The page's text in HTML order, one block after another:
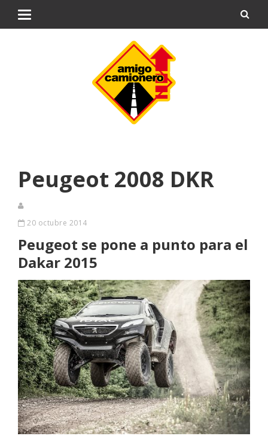
Peugeot 2008 DKR
20 octubre 2014
Peugeot se pone a punto para el
Dakar 2015